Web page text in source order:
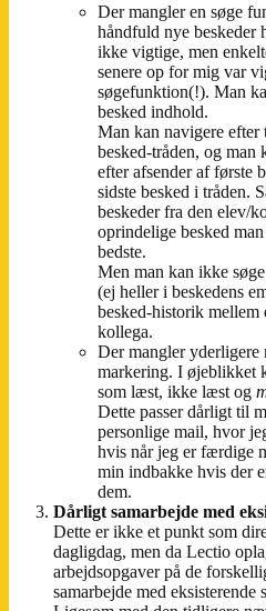
Der mangler en søge
håndfuld nye beskeder
ikke vigtige, men
senere op for mig var
søgefunktion(!). Man
besked indhold.
Man kan navigere efter
besked-tråden, og man
efter afsender af første
sidste besked i tråden.
beskeder fra den elev/
oprindelige besked
bedste.
Men man kan ikke
(ej heller i beskedens
besked-historik mellem
kollega.
Der mangler
markering. I øjeblikket
som læst, ikke læst og
Dette passer dårligt til
personlige mail, hvor
hvis når jeg er færdige
min indbakke hvis der
dem.
Dårligt samarbejde med
Dette er ikke et punkt som
dagligdag, men da Lectio
arbejdsopgaver på de
samarbejde med